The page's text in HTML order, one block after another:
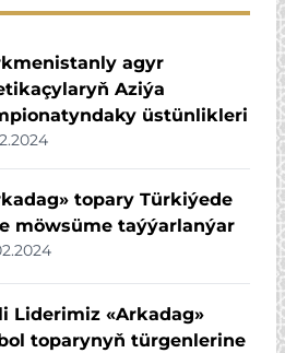
agyr
Aziýa
üstünlikleri
topary Türkiýede
möwsüme taýýarlanýar
Liderimiz «Arkadag»
toparynyň türgenlerine